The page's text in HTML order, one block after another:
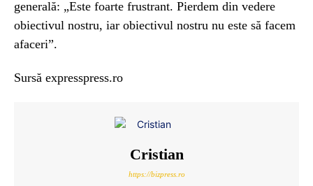
generală: „Este foarte frustrant. Pierdem din vedere
obiectivul nostru, iar obiectivul nostru nu este să facem
afaceri”.
Sursă expresspress.ro
Cristian
https://bizpress.ro